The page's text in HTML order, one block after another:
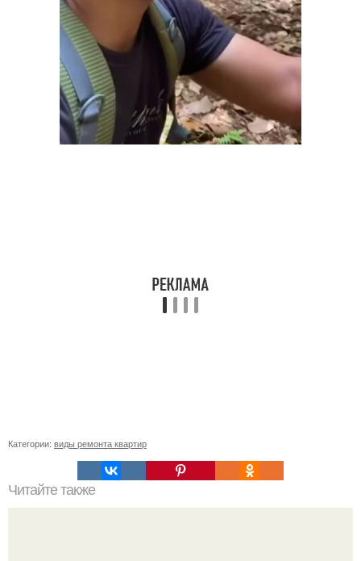
Категории: виды ремонта квартир
Читайте также